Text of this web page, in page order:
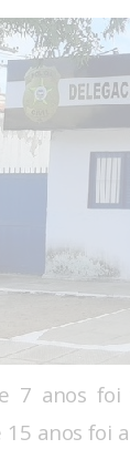
7 anos foi
15 anos foi